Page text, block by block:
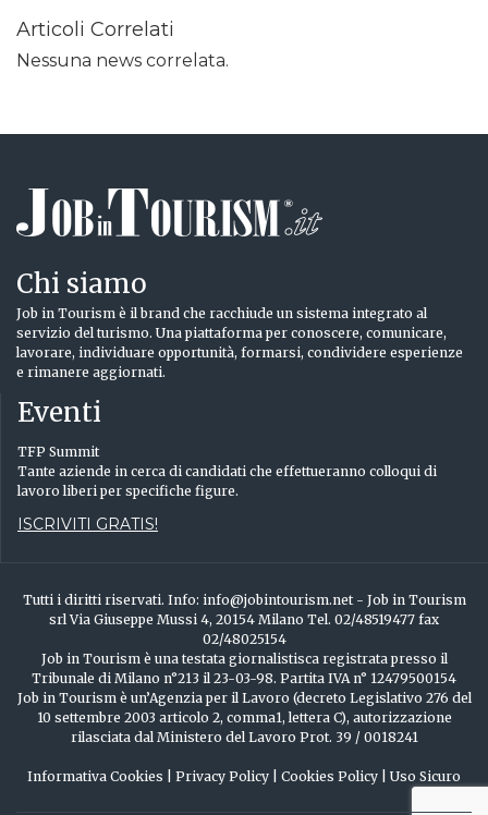
Articoli Correlati
Nessuna news correlata.
Chi siamo
Job in Tourism è il brand che racchiude un sistema integrato al
servizio del turismo. Una piattaforma per conoscere, comunicare,
lavorare, individuare opportunità, formarsi, condividere esperienze
e rimanere aggiornati.
Eventi
TFP Summit
Tante aziende in cerca di candidati che effettueranno colloqui di
lavoro liberi per specifiche figure.
ISCRIVITI GRATIS!
Tutti i diritti riservati. Info: info@jobintourism.net - Job in Tourism
srl Via Giuseppe Mussi 4, 20154 Milano Tel. 02/48519477 fax
02/48025154
Job in Tourism è una testata giornalistisca registrata presso il
Tribunale di Milano n°213 il 23-03-98. Partita IVA n° 12479500154
Job in Tourism è un’Agenzia per il Lavoro (decreto Legislativo 276 del
10 settembre 2003 articolo 2, comma1, lettera C), autorizzazione
rilasciata dal Ministero del Lavoro Prot. 39 / 0018241
Informativa Cookies Privacy Policy Cookies Policy Uso Sicuro